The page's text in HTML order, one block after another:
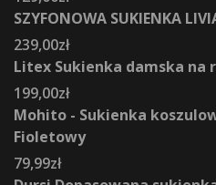
SZYFONOWA SUKIENKA
239,00zł
Litex Sukienka damska na
199,00zł
Mohito - Sukienka
Fioletowy
79,99zł